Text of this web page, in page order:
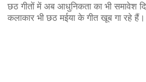
छठ गीतों में अब आधुनिकता का भी समावेश
कलाकार भी छठ मईया के गीत खूब गा रहे हैं।